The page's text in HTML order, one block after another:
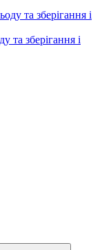
та зберігання і